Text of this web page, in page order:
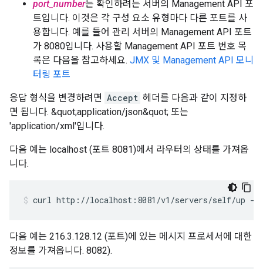
port_number는 확인하려는 서버의 Management API 포
트입니다. 이것은 각 구성 요소 유형마다 다른 포트를 사
용합니다. 예를 들어 관리 서버의 Management API 포트
가 8080입니다. 사용할 Management API 포트 번호 목
록은 다음을 참고하세요. JMX 및 Management API 모니
터링 포트
응답 형식을 변경하려면 Accept 헤더를 다음과 같이 지정하
면 됩니다. &quot;application/json&quot; 또는
'application/xml'입니다.
다음 예는 localhost (포트 8081)에서 라우터의 상태를 가져옵
니다.
curl http://localhost:8081/v1/servers/self/up -
다음 예는 216.3.128.12 (포트)에 있는 메시지 프로세서에 대한
정보를 가져옵니다. 8082).